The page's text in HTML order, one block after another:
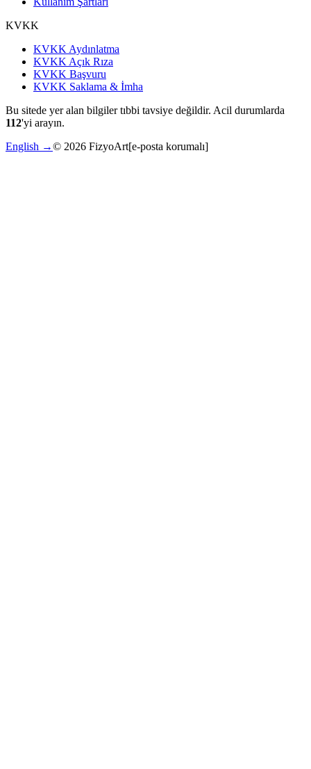
KVKK
KVKK Aydınlatma
KVKK Açık Rıza
KVKK Başvuru
KVKK Saklama & İmha
Bu sitede yer alan bilgiler tıbbi tavsiye değildir. Acil durumlarda
112'yi arayın.
English →© 2026 FizyoArt[e-posta korumalı]